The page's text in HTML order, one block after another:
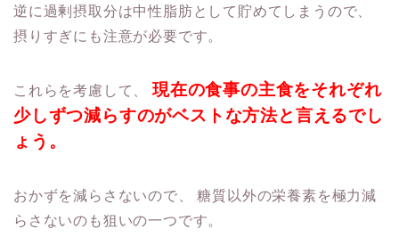
逆に過剰摂取分は中性脂肪として貯めてしまうので、
摂りすぎにも注意が必要です。
これらを考慮して、
現在の食事の主食をそれぞれ
少しずつ減らすのがベストな方法と言えるでし
ょう。
おかずを減らさないので、
糖質以外の栄養素を極力減
らさないのも狙いの一つです。